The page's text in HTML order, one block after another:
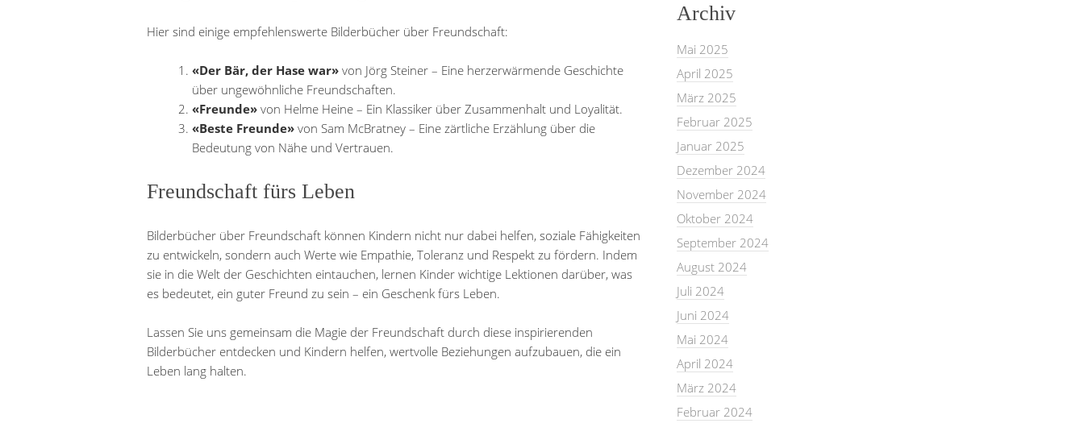
Hier sind einige empfehlenswerte Bilderbücher über Freundschaft:
«Der Bär, der Hase war» von Jörg Steiner – Eine herzerwärmende Geschichte
über ungewöhnliche Freundschaften.
«Freunde» von Helme Heine – Ein Klassiker über Zusammenhalt und Loyalität.
«Beste Freunde» von Sam McBratney – Eine zärtliche Erzählung über die
Bedeutung von Nähe und Vertrauen.
Freundschaft fürs Leben
Bilderbücher über Freundschaft können Kindern nicht nur dabei helfen, soziale Fähigkeiten
zu entwickeln, sondern auch Werte wie Empathie, Toleranz und Respekt zu fördern. Indem
sie in die Welt der Geschichten eintauchen, lernen Kinder wichtige Lektionen darüber, was
es bedeutet, ein guter Freund zu sein – ein Geschenk fürs Leben.
Lassen Sie uns gemeinsam die Magie der Freundschaft durch diese inspirierenden
Bilderbücher entdecken und Kindern helfen, wertvolle Beziehungen aufzubauen, die ein
Leben lang halten.
Archiv
Mai 2025
April 2025
März 2025
Februar 2025
Januar 2025
Dezember 2024
November 2024
Oktober 2024
September 2024
August 2024
Juli 2024
Juni 2024
Mai 2024
April 2024
März 2024
Februar 2024